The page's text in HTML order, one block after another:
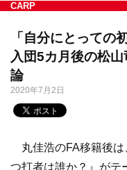
CARP
「自分にとっての
入団5カ月後の松
論
2020年7月2日
丸佳浩のFA移籍後は
つ打者は誰か？』がテ